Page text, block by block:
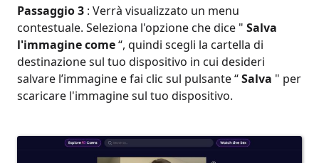
Passaggio 3 : Verrà visualizzato un menu
contestuale. Seleziona l'opzione che dice " Salva
l'immagine come“, quindi scegli la cartella di
destinazione sul tuo dispositivo in cui desideri
salvare l’immagine e fai clic sul pulsante “Salva " per
scaricare l'immagine sul tuo dispositivo.